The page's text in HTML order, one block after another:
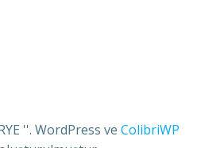
''. WordPress ve ColibriWP